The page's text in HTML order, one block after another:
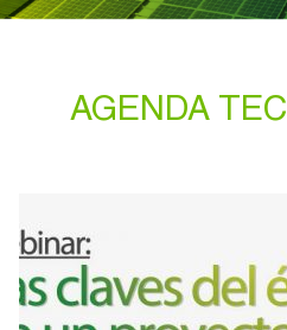
Cargo*
Tipo de solicitud*
AGENDA